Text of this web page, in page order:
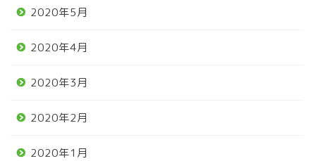
2020年5月
2020年4月
2020年3月
2020年2月
2020年1月